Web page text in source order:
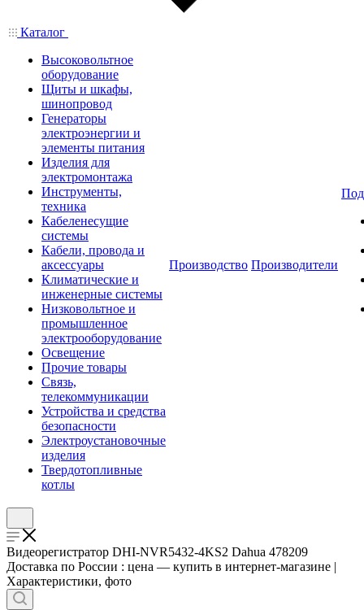
Каталог
Высоковольтное
оборудование
Щиты и шкафы,
шинопровод
Генераторы
электроэнергии и
элементы питания
Изделия для
электромонтажа
Инструменты,
техника
Кабеленесущие
системы
Кабели, провода и
аксессуары
Климатические и
инженерные системы
Низковольтное и
промышленное
электрооборудование
Освещение
Прочие товары
Связь,
телекоммуникации
Устройства и средства
безопасности
Электроустановочные
изделия
Твердотопливные
котлы
Производство Производители
Видеорегистратор DHI-NVR5432-4KS2 Dahua 478209
Доставка по России : цена — купить в интернет-магазине |
Характеристики, фото